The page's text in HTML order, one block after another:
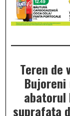
Teren de
Bujoreni
abatorul
suprafața